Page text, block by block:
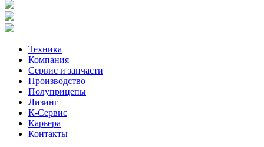
Техника
Компания
Сервис и запчасти
Производство
Полуприцепы
Лизинг
К-Сервис
Карьера
Контакты